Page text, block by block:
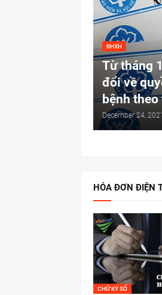
BHXH
Từ tháng
đổi về
bệnh theo
December 24, 2021
HÓA ĐƠN ĐIỆN
CHỮ KÝ SỐ